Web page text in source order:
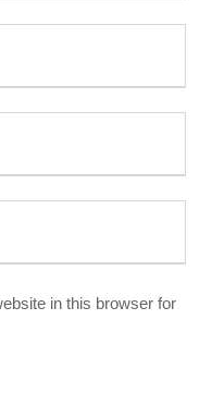
in this browser for